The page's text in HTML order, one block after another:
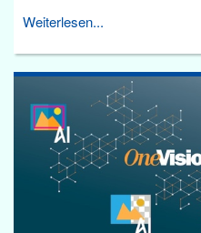
Weiterlesen...